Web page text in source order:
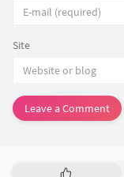
Site
Leave a Comment
P